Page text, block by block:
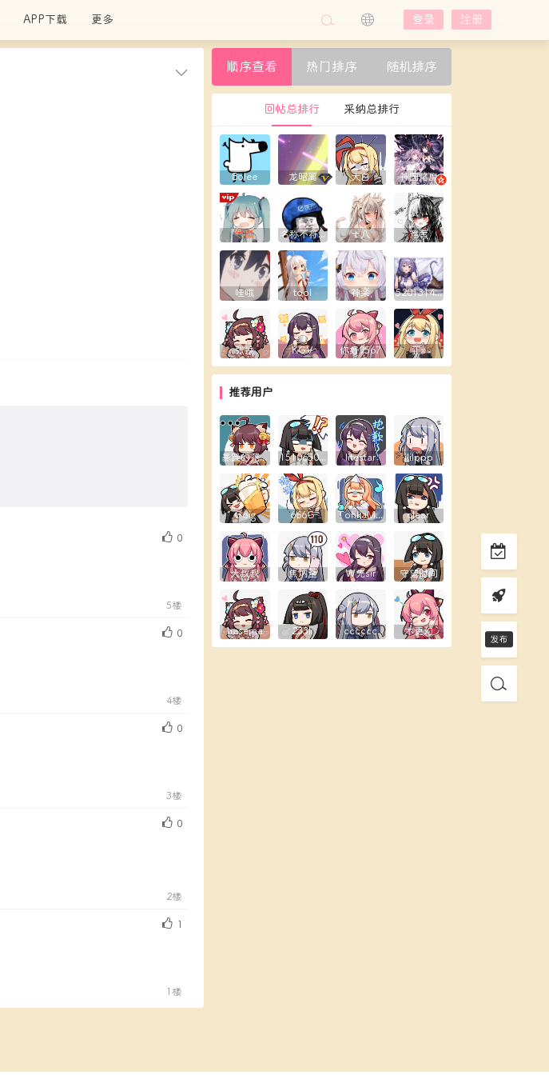
APP下载 更多 登录 注册
0
5楼
0
4楼
0
3楼
0
2楼
1
1楼
顺序查看 热门排序 随机排序
回帖总排行 采纳总排行
Bolee 龙昭离 大白 神圆焰魔
兮颜 名称不符合规则 十八 难言
哇哦 tool 神楽 5201314yxy
张挽 KGV 你好9567 正x
推荐用户
暴躁的花生露 1510650289 litestar ililppp
Goig 666G TohkaMine clear
大叔叔 焦炳荃 W先sir 守望时间
hasema 233li cccccc 木更幻